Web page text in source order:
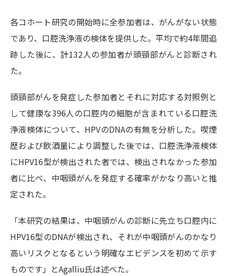
各コホート研究の開始時に全参加者は、がんがない状態
であり、口腔洗浄液の検体を提供した。平均で約4年間追
跡した後に、計132人の参加者が頭頸部がんと診断され
た。
頭頸部がんを発症した参加者とそれに対応する対照例と
して健康な396人の口腔内の細胞が含まれている口腔洗
浄液検体について、HPVのDNAの有無を分析した。喫煙
歴および飲酒量により調整した後では、口腔洗浄液検体
にHPV16型が検出された者では、検出されなかった参加
者に比べ、中咽頭がんを発症する確率がかなり高いと推
定された。
「本研究の結果は、中咽頭がんの診断に先立ち口腔内に
HPV16型のDNAが検出され、それが中咽頭がんのかなり
高いリスクとなるという明確なエビデンスを初めて示す
ものです」とAgalliu氏は述べた。